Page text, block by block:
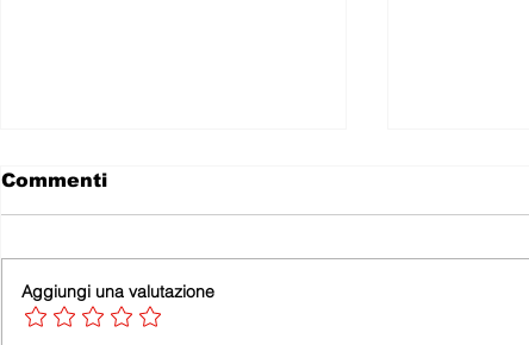
Commenti
Aggiungi una valutazione